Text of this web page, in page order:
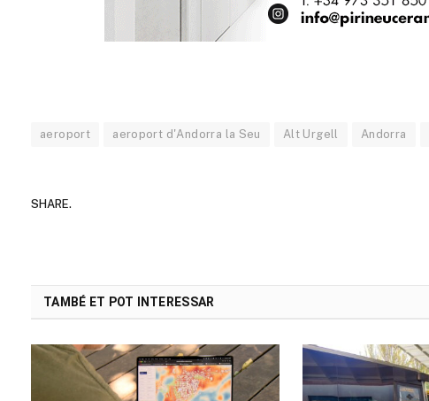
aeroport aeroport d'Andorra la Seu Alt Urgell Andorra
SHARE.
TAMBÉ ET POT INTERESSAR